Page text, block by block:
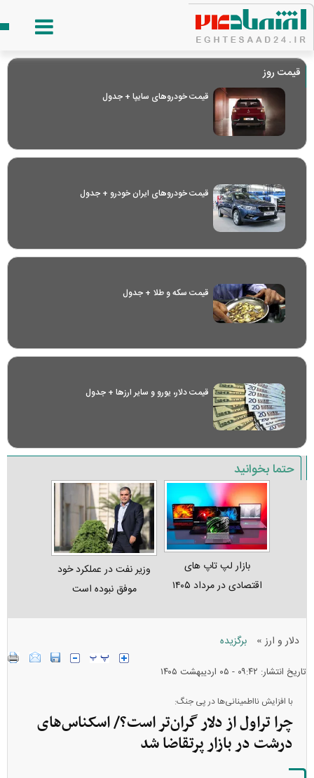
قیمت روز
قیمت خودرو‌های سایپا + جدول
قیمت خودرو‌های ایران خودرو + جدول
قیمت سکه و طلا + جدول
قیمت دلار، یورو و سایر ارز‌ها + جدول
حتما بخوانید
بازار لپ‌ تاپ‌ های
اقتصادی در مرداد ۱۴۰۵
وزیر نفت در عملکرد خود
موفق نبوده است
دلار و ارز » برگزیده
تاریخ انتشار: ۰۹:۴۲ - ۰۵ ارديبهشت ۱۴۰۵
با افزایش نااطمینانی‌ها در پی جنگ:
چرا تراول از دلار گران‌تر است؟/ اسکناس‌های
درشت در بازار پرتقاضا شد